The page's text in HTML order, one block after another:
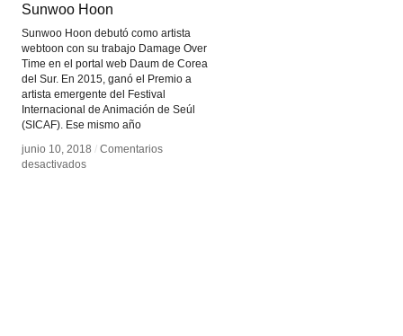
Sunwoo Hoon
Sunwoo Hoon debutó como artista
webtoon con su trabajo Damage Over
Time en el portal web Daum de Corea
del Sur. En 2015, ganó el Premio a
artista emergente del Festival
Internacional de Animación de Seúl
(SICAF). Ese mismo año
junio 10, 2018 / Comentarios
desactivadosen
Sunwoo Hoon
junio 10, 2018 / Comentarios
desactivadosen